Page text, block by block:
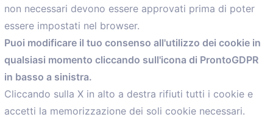
Home
Servizi
Convenzioni
Voce delle Nostre aziende
Informazioni Ex L. 124/2017
News
non necessari devono essere approvati prima di poter
essere impostati nel browser.
Puoi modificare il tuo consenso all'utilizzo dei cookie in
qualsiasi momento cliccando sull'icona di ProntoGDPR
in basso a sinistra.
Cliccando sulla X in alto a destra rifiuti tutti i cookie e
accetti la memorizzazione dei soli cookie necessari.